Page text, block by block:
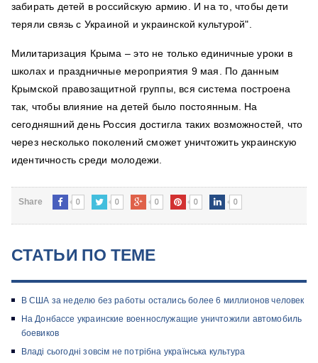
забирать детей в российскую армию. И на то, чтобы дети
теряли связь с Украиной и украинской культурой".
Милитаризация Крыма – это не только единичные уроки в
школах и праздничные мероприятия 9 мая. По данным
Крымской правозащитной группы, вся система построена
так, чтобы влияние на детей было постоянным. На
сегодняшний день Россия достигла таких возможностей, что
через несколько поколений сможет уничтожить украинскую
идентичность среди молодежи.
Share 0 0 0 0 0
СТАТЬИ ПО ТЕМЕ
В США за неделю без работы остались более 6 миллионов человек
На Донбассе украинские военнослужащие уничтожили автомобиль
боевиков
Владі сьогодні зовсім не потрібна українська культура